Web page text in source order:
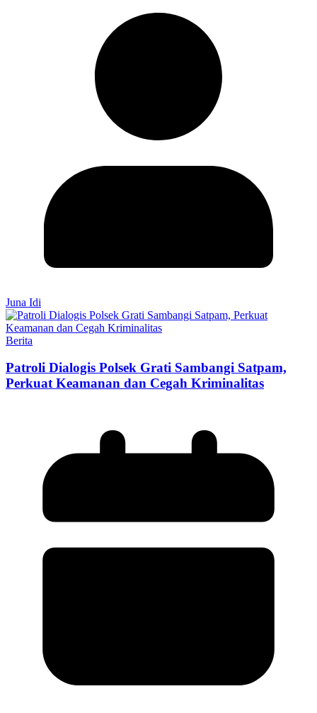
Juna Idi
Berita
Patroli Dialogis Polsek Grati Sambangi Satpam,
Perkuat Keamanan dan Cegah Kriminalitas